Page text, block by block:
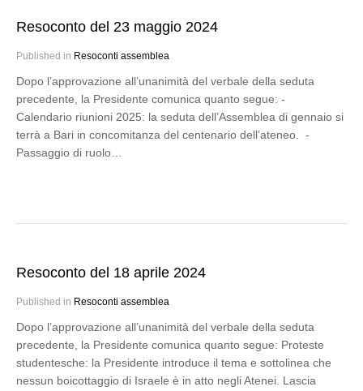
Resoconto del 23 maggio 2024
Published in Resoconti assemblea
Dopo l’approvazione all’unanimità del verbale della seduta
precedente, la Presidente comunica quanto segue: -
Calendario riunioni 2025: la seduta dell’Assemblea di gennaio si
terrà a Bari in concomitanza del centenario dell’ateneo. -
Passaggio di ruolo…
Resoconto del 18 aprile 2024
Published in Resoconti assemblea
Dopo l’approvazione all’unanimità del verbale della seduta
precedente, la Presidente comunica quanto segue: Proteste
studentesche: la Presidente introduce il tema e sottolinea che
nessun boicottaggio di Israele è in atto negli Atenei. Lascia